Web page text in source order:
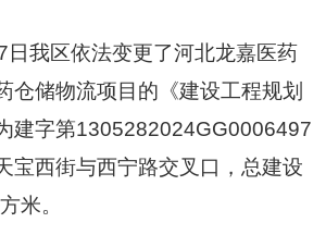
日我区依法变更了河北龙嘉医药
仓储物流项目的《建设工程规划
建字第1305282024GG0006497
宝西街与西宁路交叉口，总建设
米。